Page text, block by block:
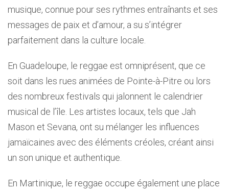
musique, connue pour ses rythmes entraînants et ses
messages de paix et d’amour, a su s’intégrer
parfaitement dans la culture locale.
En Guadeloupe, le reggae est omniprésent, que ce
soit dans les rues animées de Pointe-à-Pitre ou lors
des nombreux festivals qui jalonnent le calendrier
musical de l’île. Les artistes locaux, tels que Jah
Mason et Sevana, ont su mélanger les influences
jamaïcaines avec des éléments créoles, créant ainsi
un son unique et authentique.
En Martinique, le reggae occupe également une place